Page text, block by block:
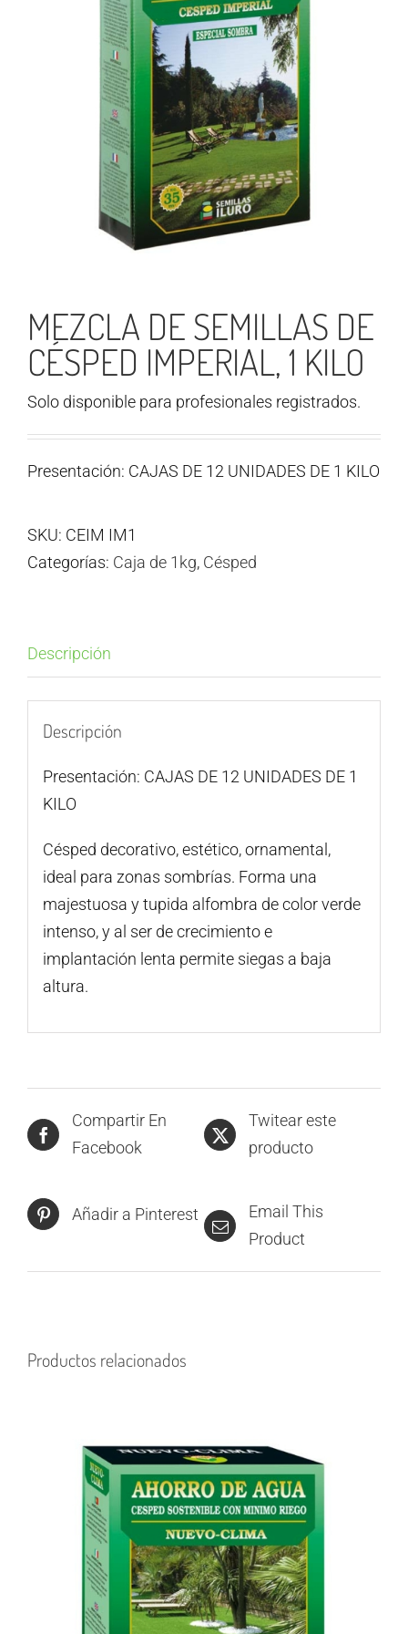
MEZCLA DE SEMILLAS DE
CÉSPED IMPERIAL, 1 KILO
Solo disponible para profesionales registrados.
Presentación: CAJAS DE 12 UNIDADES DE 1 KILO
SKU: CEIM IM1
Categorías: Caja de 1kg, Césped
Descripción
Descripción
Presentación: CAJAS DE 12 UNIDADES DE 1
KILO
Césped decorativo, estético, ornamental,
ideal para zonas sombrías. Forma una
majestuosa y tupida alfombra de color verde
intenso, y al ser de crecimiento e
implantación lenta permite siegas a baja
altura.
Compartir En
Facebook
Twitear este
producto
Añadir a Pinterest
Email This
Product
Productos relacionados